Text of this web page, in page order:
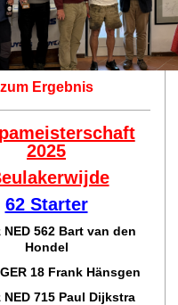
zum Ergebnis
2025
62 Starter
NED 562 Bart van den
Hondel
18 Frank Hänsgen
NED 715 Paul Dijkstra